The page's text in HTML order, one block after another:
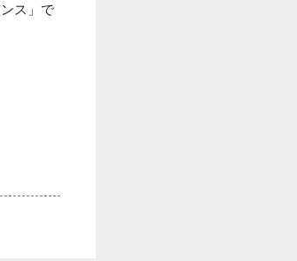
ス」で